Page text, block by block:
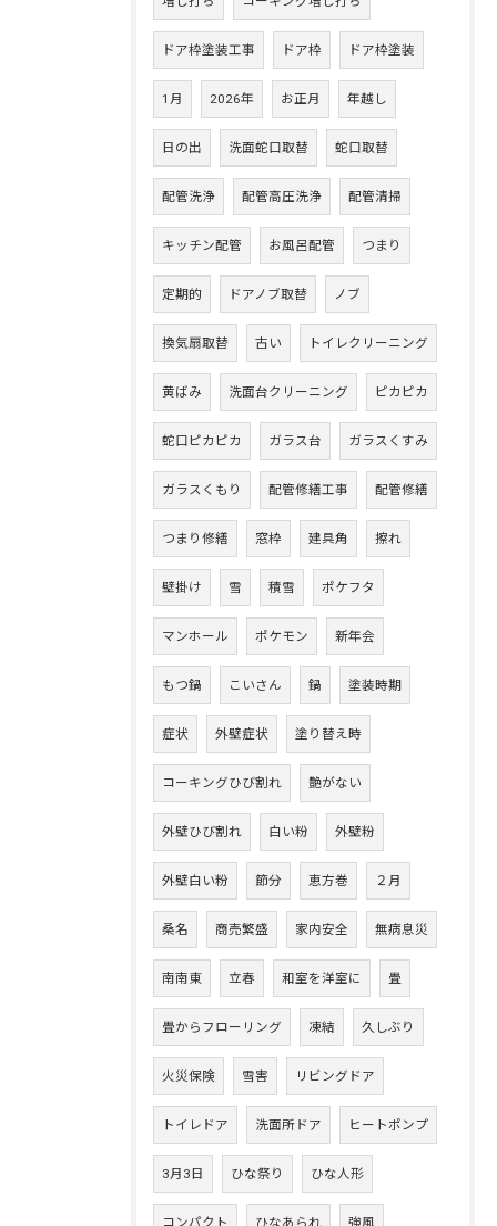
ドア枠塗装工事 ドア枠 ドア枠塗装
1月 2026年 お正月 年越し
日の出 洗面蛇口取替 蛇口取替
配管洗浄 配管高圧洗浄 配管清掃
キッチン配管 お風呂配管 つまり
定期的 ドアノブ取替 ノブ
換気扇取替 古い トイレクリーニング
黄ばみ 洗面台クリーニング ピカピカ
蛇口ピカピカ ガラス台 ガラスくすみ
ガラスくもり 配管修繕工事 配管修繕
つまり修繕 窓枠 建具角 擦れ
壁掛け 雪 積雪 ポケフタ
マンホール ポケモン 新年会
もつ鍋 こいさん 鍋 塗装時期
症状 外壁症状 塗り替え時
コーキングひび割れ 艶がない
外壁ひび割れ 白い粉 外壁粉
外壁白い粉 節分 恵方巻 ２月
桑名 商売繁盛 家内安全 無病息災
南南東 立春 和室を洋室に 畳
畳からフローリング 凍結 久しぶり
火災保険 雪害 リビングドア
トイレドア 洗面所ドア ヒートポンプ
3月3日 ひな祭り ひな人形
コンパクト ひなあられ 強風